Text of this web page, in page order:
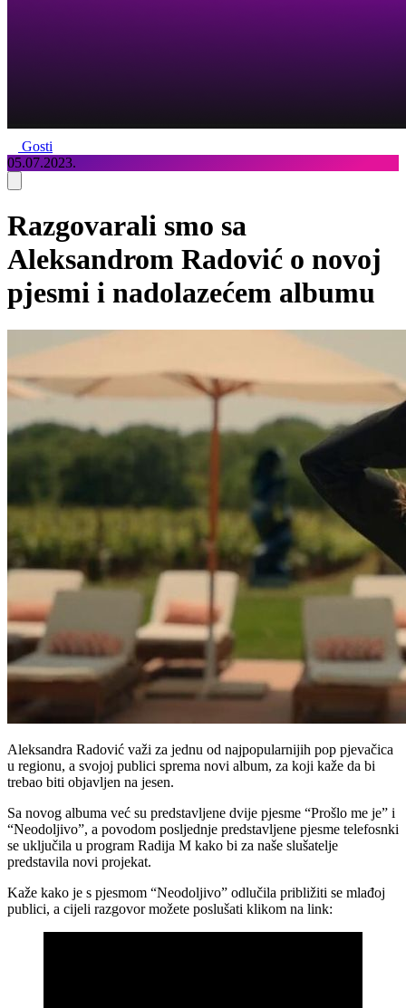
Gosti
05.07.2023.
Razgovarali smo sa
Aleksandrom Radović o novoj
pjesmi i nadolazećem albumu
Aleksandra Radović važi za jednu od najpopularnijih pop pjevačica
u regionu, a svojoj publici sprema novi album, za koji kaže da bi
trebao biti objavljen na jesen.
Sa novog albuma već su predstavljene dvije pjesme “Prošlo me je” i
“Neodoljivo”, a povodom posljednje predstavljene pjesme telefosnki
se uključila u program Radija M kako bi za naše slušatelje
predstavila novi projekat.
Kaže kako je s pjesmom “Neodoljivo” odlučila približiti se mlađoj
publici, a cijeli razgovor možete poslušati klikom na link: